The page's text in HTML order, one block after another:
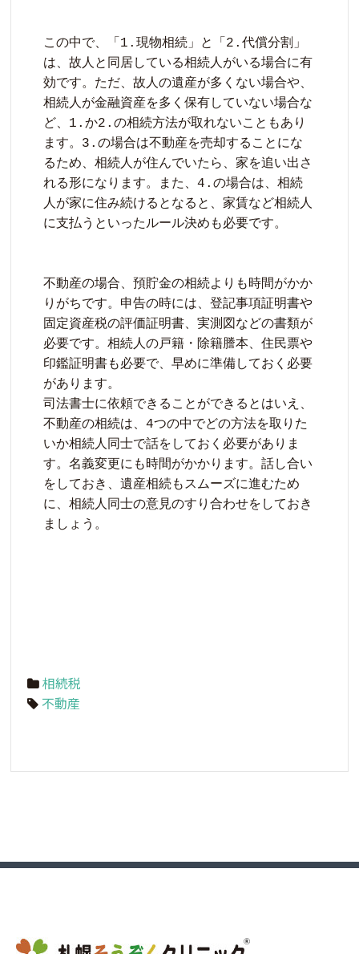
この中で、「1.現物相続」と「2.代償分割」
は、故人と同居している相続人がいる場合に有
効です。ただ、故人の遺産が多くない場合や、
相続人が金融資産を多く保有していない場合な
ど、1.か2.の相続方法が取れないこともあり
ます。3.の場合は不動産を売却することにな
るため、相続人が住んでいたら、家を追い出さ
れる形になります。また、4.の場合は、相続
人が家に住み続けるとなると、家賃など相続人
に支払うといったルール決めも必要です。
不動産の場合、預貯金の相続よりも時間がかか
りがちです。申告の時には、登記事項証明書や
固定資産税の評価証明書、実測図などの書類が
必要です。相続人の戸籍・除籍謄本、住民票や
印鑑証明書も必要で、早めに準備しておく必要
があります。
司法書士に依頼できることができるとはいえ、
不動産の相続は、4つの中でどの方法を取りた
いか相続人同士で話をしておく必要がありま
す。名義変更にも時間がかかります。話し合い
をしておき、遺産相続もスムーズに進むため
に、相続人同士の意見のすり合わせをしておき
ましょう。
相続税
不動産